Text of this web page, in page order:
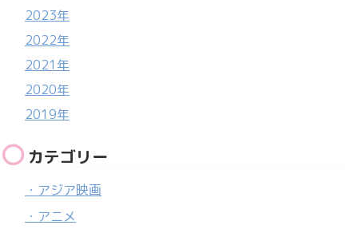
2023年
2022年
2021年
2020年
2019年
カテゴリー
・アジア映画
・アニメ